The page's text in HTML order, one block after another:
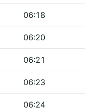
06:18
06:20
06:21
06:23
06:24